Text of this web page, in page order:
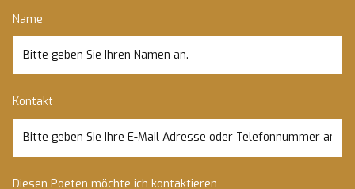
Name
Kontakt
Diesen Poeten möchte ich kontaktieren